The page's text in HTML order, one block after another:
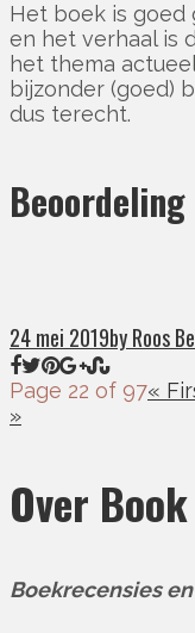
Het boek is
en het verhaal is
het thema
bijzonder (goed)
dus terecht.
Beoordeling
24 mei 2019by Roos
Page 22 of 97«
»
Over
Boekrecensies